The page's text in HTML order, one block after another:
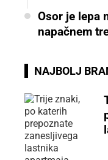
Osor je lepa
napačnem
NAJBOLJ